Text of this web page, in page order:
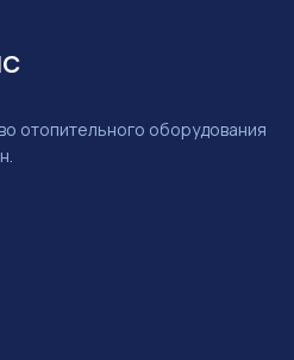
отопительного оборудования